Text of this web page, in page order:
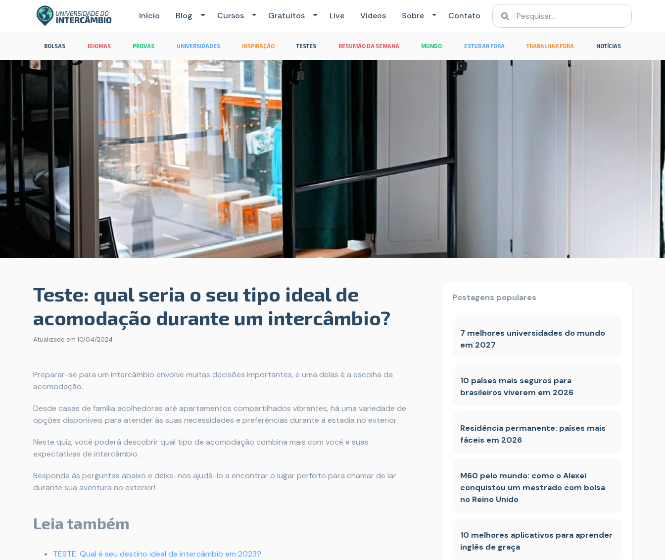
Início Blog Cursos Gratuitos Live Vídeos Sobre Contato
BOLSAS IDIOMAS PROVAS UNIVERSIDADES INSPIRAÇÃO TESTES RESUMÃO DA SEMANA MUNDO ESTUDAR FORA TRABALHAR FORA NOTÍCIAS
Teste: qual seria o seu tipo ideal de
acomodação durante um intercâmbio?
Atualizado em 10/04/2024
Preparar-se para um intercâmbio envolve muitas decisões importantes, e uma delas é a escolha da
acomodação.
Desde casas de família acolhedoras até apartamentos compartilhados vibrantes, há uma variedade de
opções disponíveis para atender às suas necessidades e preferências durante a estadia no exterior.
Neste quiz, você poderá descobrir qual tipo de acomodação combina mais com você e suas
expectativas de intercâmbio.
Responda às perguntas abaixo e deixe-nos ajudá-lo a encontrar o lugar perfeito para chamar de lar
durante sua aventura no exterior!
Leia também
TESTE: Qual é seu destino ideal de intercâmbio em 2023?
Postagens populares
7 melhores universidades do mundo
em 2027
10 países mais seguros para
brasileiros viverem em 2026
Residência permanente: países mais
fáceis em 2026
M60 pelo mundo: como o Alexei
conquistou um mestrado com bolsa
no Reino Unido
10 melhores aplicativos para aprender
inglês de graça